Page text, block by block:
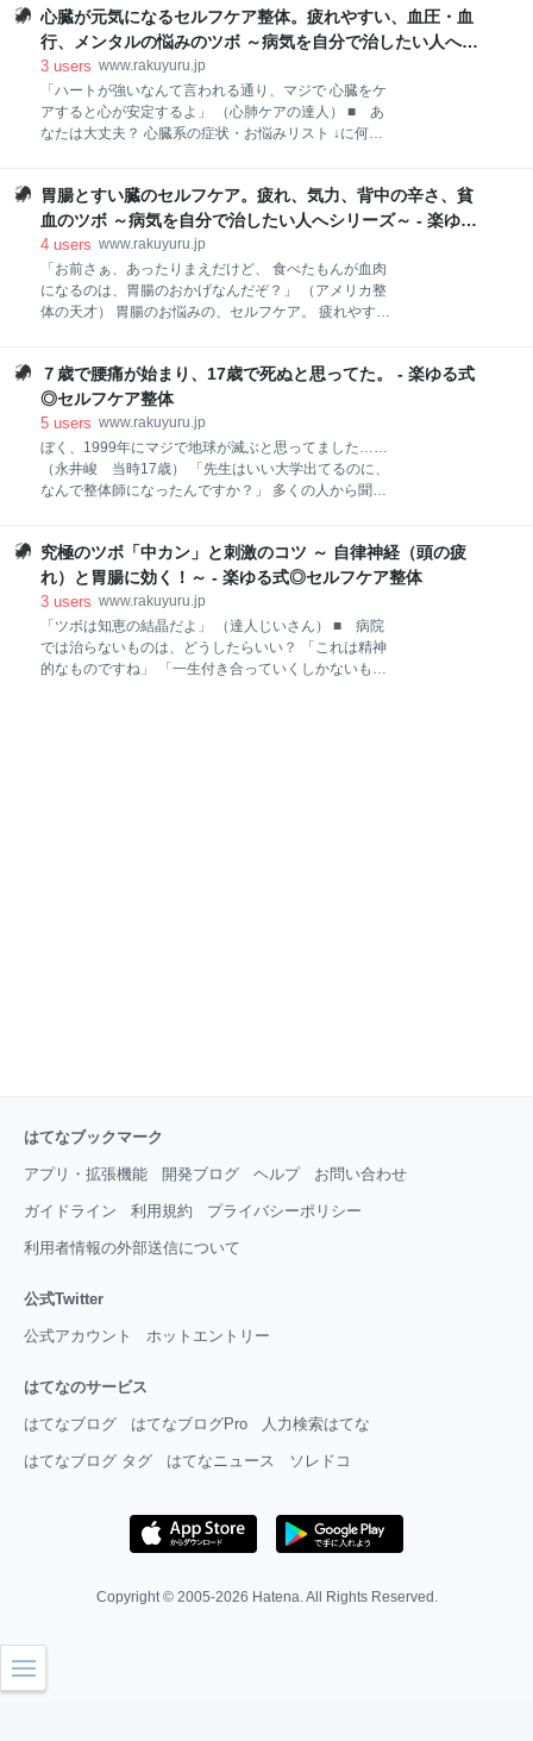
んぼくでも、誰でも同じこと。 特定の個人に、そんな
にも大きな力はありません。 人のせいにするのはイマ
イチです。 かといって、なんでも自分のせいにするの
も
□ 生理痛、生理不順、婦人科系の悩みがある □ 精
力、性欲の減退がある（男性のEDも） □ 肩こりが、
痛いというより「重だるい」感じ □ トイレが近い or
遠い （平均の日に４～７回からはずれる） □ 眠り
が浅い（寝付き悪い、途中起きる、早く目が覚めちゃ
う） □ 腰痛（へその裏あたりが重だるい辛さ） □
が出ない・フットワークが重い（行動力が弱い） ※
緊張しやすい・本番に弱い ※ 氣疲れする（氣を遣い
過ぎて疲れる） ※ 決
心臓が元気になるセルフケア整体。疲れやすい、血圧・血
行、メンタルの悩みのツボ ～病気を自分で治したい人へシ
リーズ～ - 楽ゆる式◎セルフケア整体
3 users www.rakuyuru.jp
「ハートが強いなんて言われる通り、マジで 心臓をケ
アすると心が安定するよ」 （心肺ケアの達人） ■ あ
なたは大丈夫？ 心臓系の症状・お悩みリスト ↓に何
苦しさ、しんどさ □ 心臓部や胸、のど周辺の締め付
けや圧迫感 □ みぞおちの張り感、苦しさ □ 寝付き
が悪い □ 物忘れが多い □ 血圧が高い or 低い □
頭がボーッとしたり、ロレツが回らないことがある
□ 少しの運動で汗をかく、寝汗をかきやすい、手汗
が多い □ 手足の冷え、むくみ □ 左の肩胛骨、首、
※ 判断力が鈍る ※ 記憶力が鈍る ※ 精神的に動揺し
やすい（ハートが弱い） ※ 鈍感になる（感性、感受
性が鈍って感動しなくなる） ３）ビ
胃腸とすい臓のセルフケア。疲れ、気力、背中の辛さ、貧
血のツボ ～病気を自分で治したい人へシリーズ～ - 楽ゆる
式◎セルフケア整体
4 users www.rakuyuru.jp
「お前さぁ、あったりまえだけど、 食べたもんが血肉
になるのは、胃腸のおかげなんだぞ？」 （アメリカ整
体の天才） 胃腸のお悩みの、セルフケア。 疲れやす
の？ どれくぐらい弱ってる？ ホントは、どうしてたら
いい？ よく効くツボは？ など、 すぐ使えるコツ ×
体質改善（東洋医学）の知恵で、いたわってあげまし
ょう。 ■ あなたは大丈夫？ 胃腸系（すい臓も）の症
状・疲れチェック ■ どんなはたらき？ 胃腸系の役割
＆ ケアのメリット ■ 胃腸はなぜ疲れちゃう？ →
フケア方法とは？ ■ 編集後記 ■ あなたは大丈夫？ 胃
腸系（すい臓も）の症状・疲れチェック １）１０大 症
状系： □ 疲れやすくなった
７歳で腰痛が始まり、17歳で死ぬと思ってた。 - 楽ゆる式
◎セルフケア整体
5 users www.rakuyuru.jp
ぼく、1999年にマジで地球が滅ぶと思ってました……
（永井峻 当時17歳） 「先生はいい大学出てるのに、
なんで整体師になったんですか？」 多くの人から聞か
「まぁでも、自然にそうなってたんだろうな」 と今は
思います。 ぼくが整体師になった理由。 なぜ、セルフ
ケア馬鹿になり、ブログをはじめ、 本を出すほどのオ
タクになったか。 一度、まとめてみたいと思いまし
た。 ■ 略歴 ～ ザッとはこんな感じです ～ 永井峻
（ながいたかし） 楽ゆる整体・スクール代表。整体
究極のツボ「中カン」と刺激のコツ ～ 自律神経（頭の疲
れ）と胃腸に効く！～ - 楽ゆる式◎セルフケア整体
3 users www.rakuyuru.jp
「ツボは知恵の結晶だよ」 （達人じいさん） ■ 病院
では治らないものは、どうしたらいい？ 「これは精神
的なものですね」 「一生付き合っていくしかないもの
はてなブックマーク
アプリ・拡張機能 開発ブログ ヘルプ お問い合わせ
ガイドライン 利用規約 プライバシーポリシー
利用者情報の外部送信について
公式Twitter
公式アカウント ホットエントリー
はてなのサービス
はてなブログ はてなブログPro 人力検索はてな
はてなブログ タグ はてなニュース ソレドコ
Copyright © 2005-2026 Hatena. All Rights Reserved.